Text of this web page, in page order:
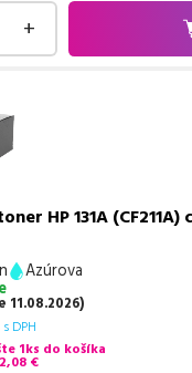
+
HP 131A
Azúrova
11.08.2026)
s DPH
1ks do košíka
2,08 €